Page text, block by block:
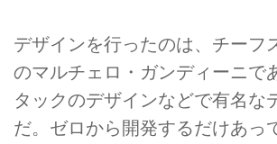
デザインを行ったのは、チーフ
のマルチェロ・ガンディーニで
タックのデザインなどで有名な
だ。ゼロから開発するだけあっ